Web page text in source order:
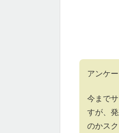
アンケ
今まで
すが、
のかス